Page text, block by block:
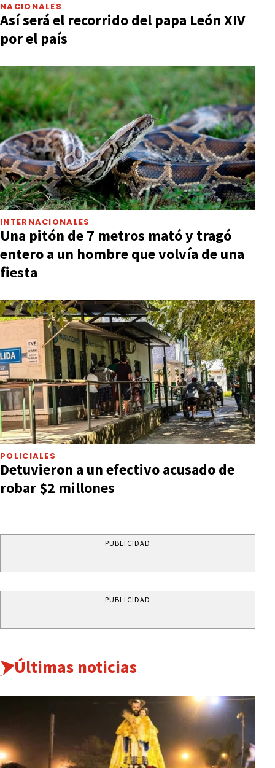
NACIONALES
Así será el recorrido del papa León XIV
por el país
INTERNACIONALES
Una pitón de 7 metros mató y tragó
entero a un hombre que volvía de una
fiesta
POLICIALES
Detuvieron a un efectivo acusado de
robar $2 millones
PUBLICIDAD
PUBLICIDAD
Últimas noticias